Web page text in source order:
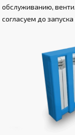
обслуживанию,
согласуем до